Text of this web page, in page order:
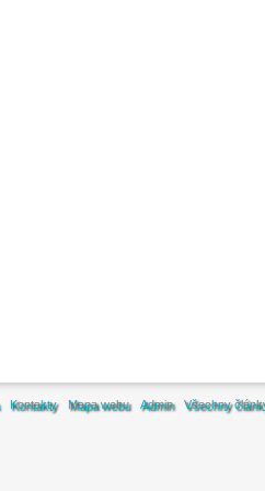
Kontakty Mapa webu Admin Všechny